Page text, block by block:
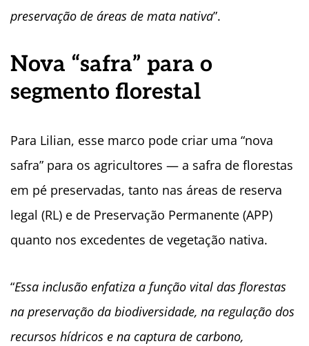
preservação de áreas de mata nativa”.
Nova “safra” para o
segmento florestal
Para Lilian, esse marco pode criar uma “nova
safra” para os agricultores — a safra de florestas
em pé preservadas, tanto nas áreas de reserva
legal (RL) e de Preservação Permanente (APP)
quanto nos excedentes de vegetação nativa.
“Essa inclusão enfatiza a função vital das florestas
na preservação da biodiversidade, na regulação dos
recursos hídricos e na captura de carbono,